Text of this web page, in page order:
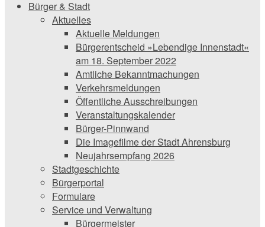
Bürger & Stadt
Aktuelles
Aktuelle Meldungen
Bürgerentscheid »Lebendige Innenstadt«
am 18. September 2022
Amtliche Bekanntmachungen
Verkehrsmeldungen
Öffentliche Ausschreibungen
Veranstaltungskalender
Bürger-Pinnwand
Die Imagefilme der Stadt Ahrensburg
Neujahrsempfang 2026
Stadtgeschichte
Bürgerportal
Formulare
Service und Verwaltung
Bürgermeister